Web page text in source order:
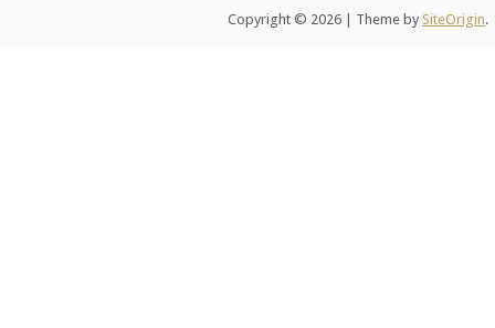
Copyright © 2026 Theme by SiteOrigin.